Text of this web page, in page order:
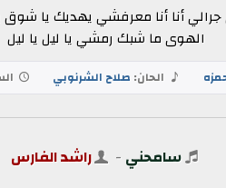
جرالي أنا أنا معرفشي يهديك يا
الهوى ما شبك رمشي يا ليل يا ليل
الحان: صلاح الشرنوبي
سامحني - راشد الفارس